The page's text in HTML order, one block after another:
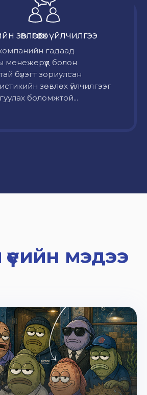
өгөх үйлчилгээ
гадаад
менежерүүд болон
бүлэгт зориулсан
зөвлөх үйлчилгээг
боломжтой...
үеийн мэдээ